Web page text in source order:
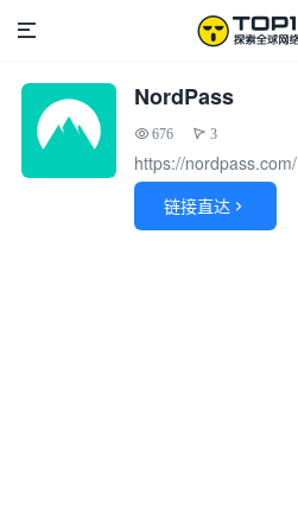
NordPass
676 3
https://nordpass.com/
链接直达 